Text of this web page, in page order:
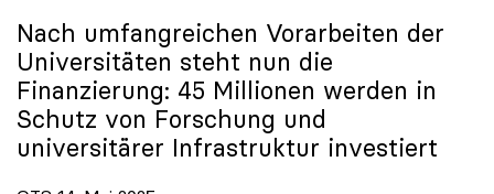
Nach umfangreichen Vorarbeiten der
Universitäten steht nun die
Finanzierung: 45 Millionen werden in
Schutz von Forschung und
universitärer Infrastruktur investiert